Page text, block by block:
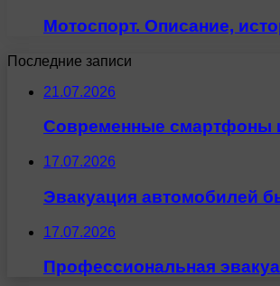
Мотоспорт. Описание,
Последние записи
21.07.2026
Современные смартфоны
17.07.2026
Эвакуация автомобилей
17.07.2026
Профессиональная